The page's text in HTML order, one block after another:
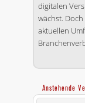
digitalen
wächst.
aktuellen
Anstehende